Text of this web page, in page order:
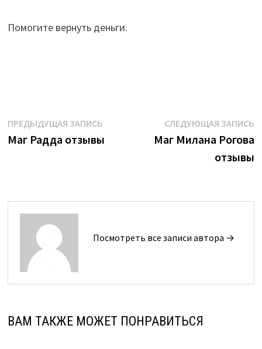
Помогите вернуть деньги.
Навигация
по
ПРЕДЫДУЩАЯ ЗАПИСЬПредыдущая
запись:
Маг Радда отзывы
СЛЕДУЮЩАЯ ЗАПИСЬ
Маг Милана Рогова
отзывы
Посмотреть все записи автора →
ВАМ ТАКЖЕ МОЖЕТ ПОНРАВИТЬСЯ